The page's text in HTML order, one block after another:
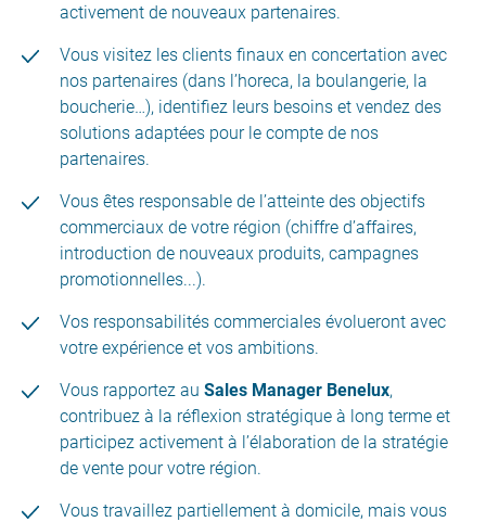
activement de nouveaux partenaires.
Vous visitez les clients finaux en concertation avec
nos partenaires (dans l’horeca, la boulangerie, la
boucherie…), identifiez leurs besoins et vendez des
solutions adaptées pour le compte de nos
partenaires.
Vous êtes responsable de l’atteinte des objectifs
commerciaux de votre région (chiffre d’affaires,
introduction de nouveaux produits, campagnes
promotionnelles...).
Vos responsabilités commerciales évolueront avec
votre expérience et vos ambitions.
Vous rapportez au Sales Manager Benelux,
contribuez à la réflexion stratégique à long terme et
participez activement à l’élaboration de la stratégie
de vente pour votre région.
Vous travaillez partiellement à domicile, mais vous